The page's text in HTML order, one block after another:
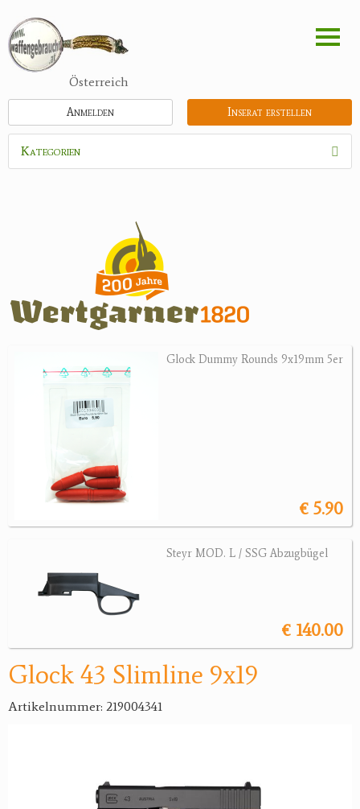
zum
Inhalt
Österreich
Inserat erstellen
Anmelden
Kategorien
Zubehör
Geschenke
Reviereinrichtungen
Glock Dummy Rounds 9x19mm 5er
€ 5.90
Steyr MOD. L / SSG Abzugbügel
€ 140.00
Glock 43 Slimline 9x19
Artikelnummer: 219004341